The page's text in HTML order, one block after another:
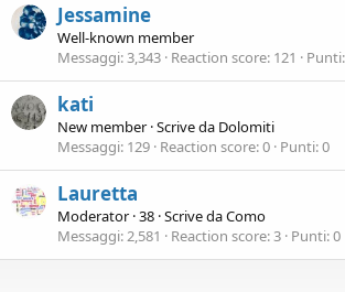
Jessamine
Well-known member
Messaggi 3,343 Reaction score 121 Punti
kati
New member ·Scrive da Dolomiti
Messaggi 129 Reaction score 0 Punti 0
Lauretta
Moderator ·38 ·Scrive daComo
Messaggi 2,581 Reaction score 3 Punti 0